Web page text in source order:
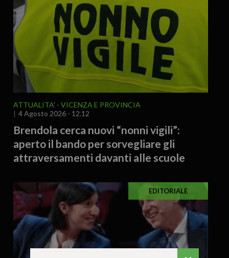
ATTUALITA'
VICENZA E PROVINCIA
4 Agosto 2026 - 12.12
Brendola cerca nuovi “nonni vigili”:
aperto il bando per sorvegliare gli
attraversamenti davanti alle scuole
EDITORIALE